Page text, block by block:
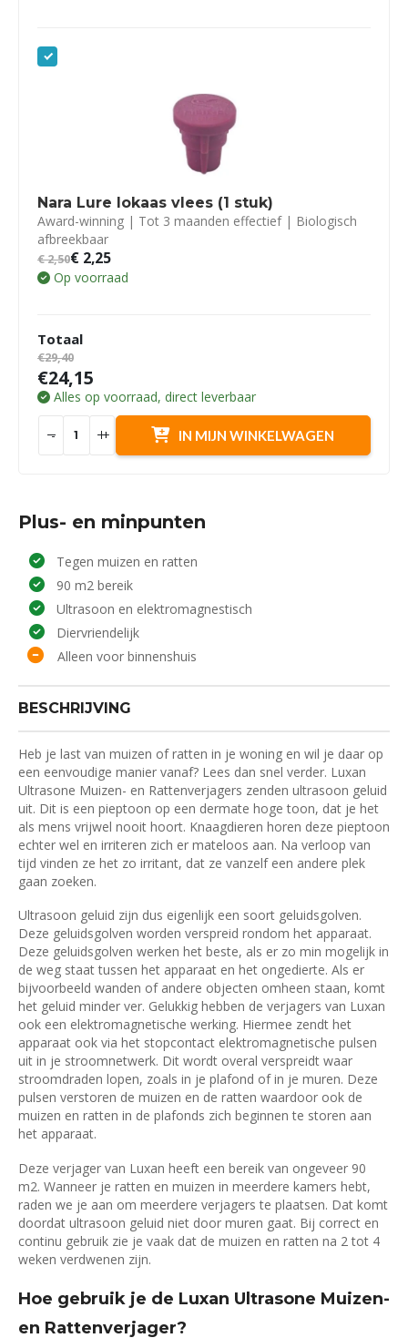
Nara Lure lokaas vlees (1 stuk)
Award-winning | Tot 3 maanden effectief | Biologisch
afbreekbaar
€2,50€ 2,25
Op voorraad
Totaal
€29,40
€24,15
Alles op voorraad, direct leverbaar
- + IN MIJN WINKELWAGEN
Plus- en minpunten
Tegen muizen en ratten
90 m2 bereik
Ultrasoon en elektromagnestisch
Diervriendelijk
Alleen voor binnenshuis
BESCHRIJVING
Heb je last van muizen of ratten in je woning en wil je daar op
een eenvoudige manier vanaf? Lees dan snel verder. Luxan
Ultrasone Muizen- en Rattenverjagers zenden ultrasoon geluid
uit. Dit is een pieptoon op een dermate hoge toon, dat je het
als mens vrijwel nooit hoort. Knaagdieren horen deze pieptoon
echter wel en irriteren zich er mateloos aan. Na verloop van
tijd vinden ze het zo irritant, dat ze vanzelf een andere plek
gaan zoeken.
Ultrasoon geluid zijn dus eigenlijk een soort geluidsgolven.
Deze geluidsgolven worden verspreid rondom het apparaat.
Deze geluidsgolven werken het beste, als er zo min mogelijk in
de weg staat tussen het apparaat en het ongedierte. Als er
bijvoorbeeld wanden of andere objecten omheen staan, komt
het geluid minder ver. Gelukkig hebben de verjagers van Luxan
ook een elektromagnetische werking. Hiermee zendt het
apparaat ook via het stopcontact elektromagnetische pulsen
uit in je stroomnetwerk. Dit wordt overal verspreidt waar
stroomdraden lopen, zoals in je plafond of in je muren. Deze
pulsen verstoren de muizen en de ratten waardoor ook de
muizen en ratten in de plafonds zich beginnen te storen aan
het apparaat.
Deze verjager van Luxan heeft een bereik van ongeveer 90
m2. Wanneer je ratten en muizen in meerdere kamers hebt,
raden we je aan om meerdere verjagers te plaatsen. Dat komt
doordat ultrasoon geluid niet door muren gaat. Bij correct en
continu gebruik zie je vaak dat de muizen en ratten na 2 tot 4
weken verdwenen zijn.
Hoe gebruik je de Luxan Ultrasone Muizen-
en Rattenverjager?